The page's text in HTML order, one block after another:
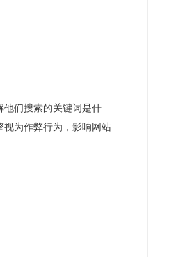
他们搜索的关键词是什
视为作弊行为，影响网站